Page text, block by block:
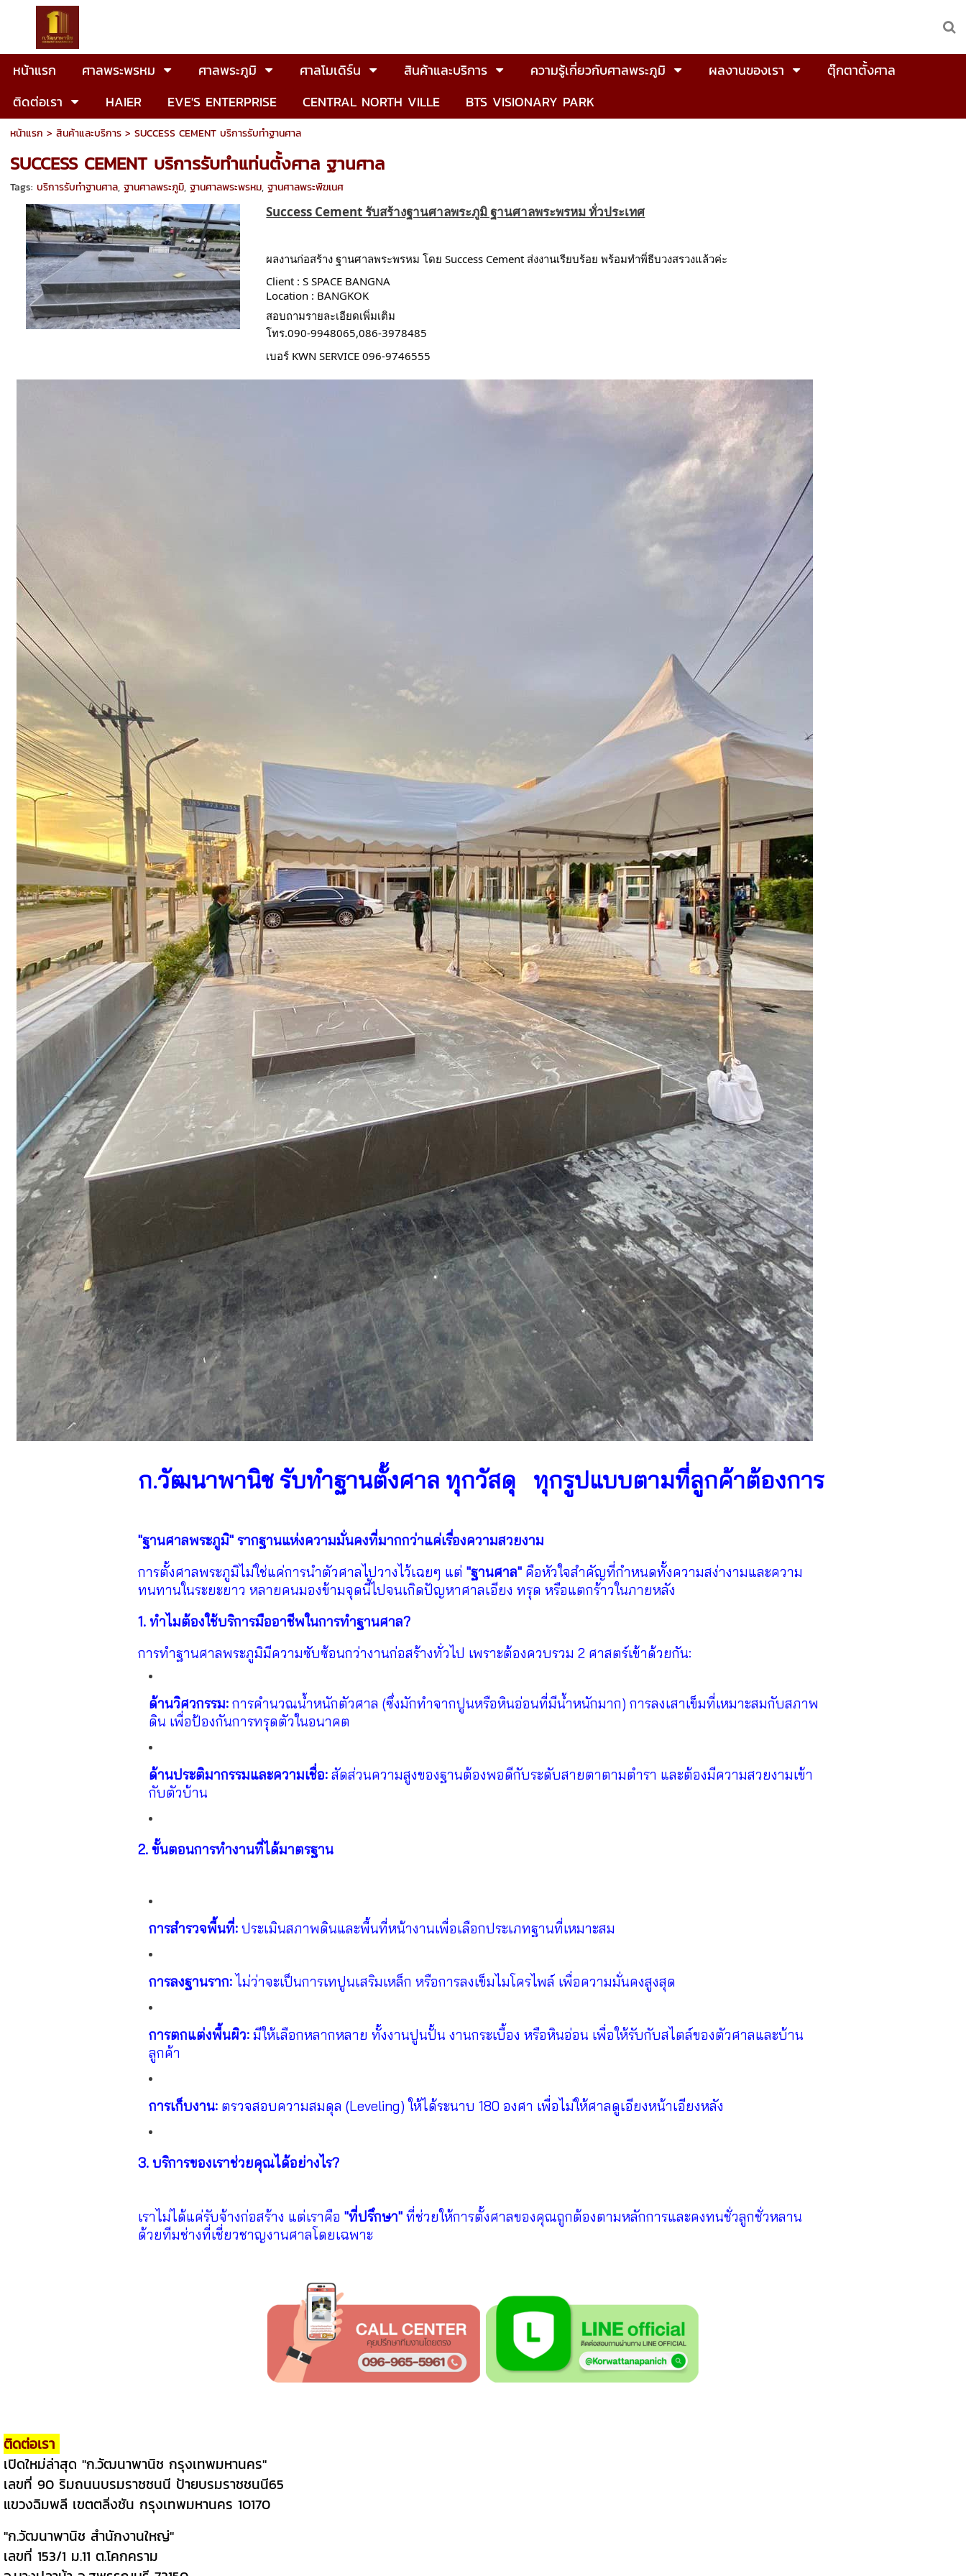
หน้าแรก ศาลพระพรหม ศาลพระภูมิ ศาลโมเดิร์น สินค้าและบริการ ความรู้เกี่ยวกับศาลพระภูมิ ผลงานของเรา
ตุ๊กตาตั้งศาล
ติดต่อเรา
HAIER EVE'S ENTERPRISE CENTRAL NORTH VILLE BTS VISIONARY PARK
หน้าแรก > สินค้าและบริการ> SUCCESS CEMENT บริการรับทำฐานศาล
SUCCESS CEMENT บริการรับทำแท่นตั้งศาล ฐานศาล
Tags: บริการรับทำฐานศาล, ฐานศาลพระภูมิ, ฐานศาลพระพรหม, ฐานศาลพระพิฆเนศ
Success Cement รับสร้างฐานศาลพระภูมิ ฐานศาลพระพรหม ทั่วประเทศ
ผลงานก่อสร้าง ฐานศาลพระพรหม โดย Success Cement ส่งงานเรียบร้อย พร้อมทำพิํธีบวงสรวงแล้วค่ะ
Client : S SPACE BANGNA
Location : BANGKOK
สอบถามรายละเอียดเพิ่มเติม
โทร.090-9948065,086-3978485
เบอร์ KWN SERVICE 096-9746555
ก.วัฒนาพานิช รับทำฐานตั้งศาล ทุกวัสดุ ทุกรูปแบบตามที่ลูกค้าต้องการ
"ฐานศาลพระภูมิ" รากฐานแห่งความมั่นคงที่มากกว่าแค่เรื่องความสวยงาม
การตั้งศาลพระภูมิไม่ใช่แค่การนำตัวศาลไปวางไว้เฉยๆ แต่ "ฐานศาล" คือหัวใจสำคัญที่กำหนดทั้งความสง่างามและความ
ทนทานในระยะยาว หลายคนมองข้ามจุดนี้ไปจนเกิดปัญหาศาลเอียง ทรุด หรือแตกร้าวในภายหลัง
1. ทำไมต้องใช้บริการมืออาชีพในการทำฐานศาล?
การทำฐานศาลพระภูมิมีความซับซ้อนกว่างานก่อสร้างทั่วไป เพราะต้องควบรวม 2 ศาสตร์เข้าด้วยกัน:
ด้านวิศวกรรม: การคำนวณน้ำหนักตัวศาล (ซึ่งมักทำจากปูนหรือหินอ่อนที่มีน้ำหนักมาก) การลงเสาเข็มที่เหมาะสมกับสภาพ
ดิน เพื่อป้องกันการทรุดตัวในอนาคต
ด้านประติมากรรมและความเชื่อ: สัดส่วนความสูงของฐานต้องพอดีกับระดับสายตาตามตำรา และต้องมีความสวยงามเข้า
กับตัวบ้าน
2. ขั้นตอนการทำงานที่ได้มาตรฐาน
การสำรวจพื้นที่: ประเมินสภาพดินและพื้นที่หน้างานเพื่อเลือกประเภทฐานที่เหมาะสม
การลงฐานราก: ไม่ว่าจะเป็นการเทปูนเสริมเหล็ก หรือการลงเข็มไมโครไพล์ เพื่อความมั่นคงสูงสุด
การตกแต่งพื้นผิว: มีให้เลือกหลากหลาย ทั้งงานปูนปั้น งานกระเบื้อง หรือหินอ่อน เพื่อให้รับกับสไตล์ของตัวศาลและบ้าน
ลูกค้า
การเก็บงาน: ตรวจสอบความสมดุล (Leveling) ให้ได้ระนาบ 180 องศา เพื่อไม่ให้ศาลดูเอียงหน้าเอียงหลัง
3. บริการของเราช่วยคุณได้อย่างไร?
เราไม่ได้แค่รับจ้างก่อสร้าง แต่เราคือ "ที่ปรึกษา" ที่ช่วยให้การตั้งศาลของคุณถูกต้องตามหลักการและคงทนชั่วลูกชั่วหลาน
ด้วยทีมช่างที่เชี่ยวชาญงานศาลโดยเฉพาะ
ติดต่อเรา
เปิดใหม่ล่าสุด "ก.วัฒนาพานิช กรุงเทพมหานคร"
เลขที่ 90 ริมถนนบรมราชชนนี ป้ายบรมราชชนนี65
แขวงฉิมพลี เขตตลิ่งชัน กรุงเทพมหานคร 10170
"ก.วัฒนาพานิช สำนักงานใหญ่"
เลขที่ 153/1 ม.11 ต.โคกคราม